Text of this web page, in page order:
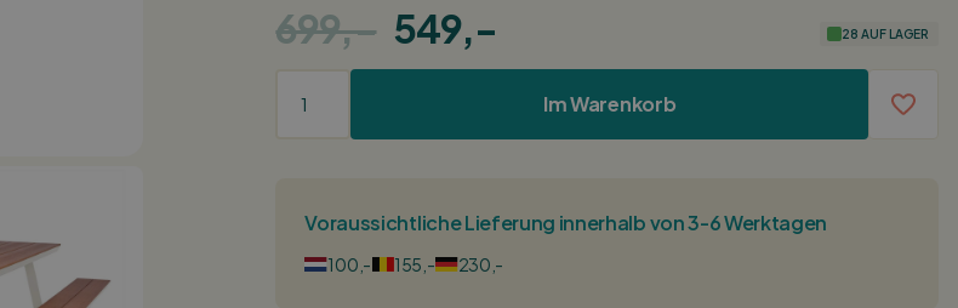
699,- 549,- 28 AUF LAGER
Im Warenkorb
Voraussichtliche Lieferung innerhalb von 3-6 Werktagen
100,- 155,- 230,-